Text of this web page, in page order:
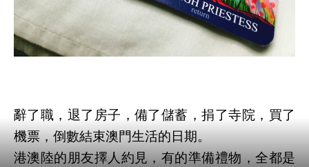
辭了職，退了房子，備了儲蓄，捐了寺院，買了
機票，倒數結束澳門生活的日期。
港澳陸的朋友擇人約見，有的準備禮物，全都是